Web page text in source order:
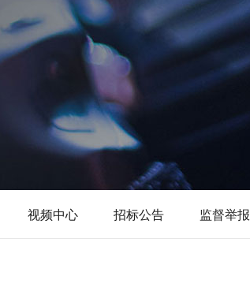
视频中心 招标公告 监督举报